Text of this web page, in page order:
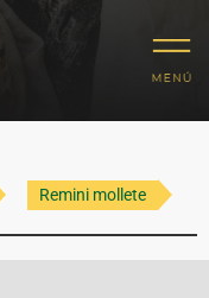
Remini mollete